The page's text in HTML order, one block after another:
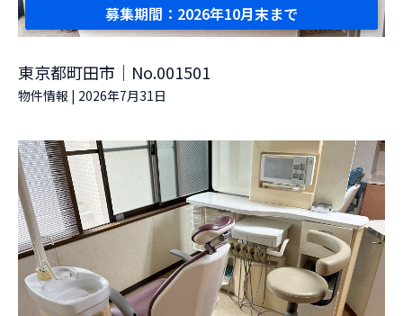
募集期間：2026年10月末まで
東京都町田市｜No.001501
物件情報 | 2026年7月31日